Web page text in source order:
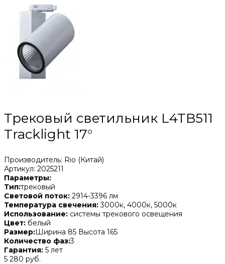
Трековый светильник L4TB511
Tracklight 17°
Производитель: Rio (Китай)
Артикул: 2025211
Параметры:
Тип:трековый
Световой поток: 2914-3396 лм
Температура свечения:3000к, 4000к, 5000к
Использование: системы трекового освещения
Цвет: белый
Размер:Ширина 85 Высота 165
Количество фаз:3
Гарантия: 5 лет
5 280 руб.